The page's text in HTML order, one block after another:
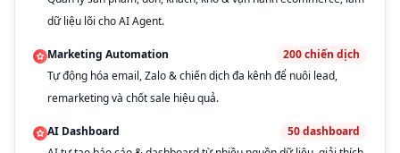
dữ liệu lõi cho AI Agent.
Marketing Automation 200chiến dịch
Tự động hóa email, Zalo & chiến dịch đa kênh để nuôi lead,
remarketing và chốt sale hiệu quả.
AI Dashboard 50dashboard